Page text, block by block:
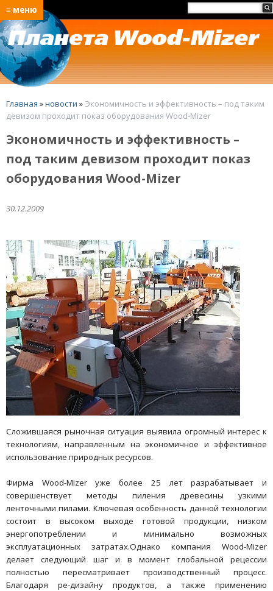
≡ меню
Главная »новости » Экономичность и эффективность – под таким
девизом проходит показ оборудования Wood-Mizer
Экономичность и эффективность –
под таким девизом проходит показ
оборудования Wood-Mizer
30.12.2009
Сложившаяся рыночная ситуация выявила огромный интерес к
технологиям, направленным на экономичное и эффективное
использование природных ресурсов.
Фирма Wood-Mizer уже более 25 лет разрабатывает и
совершенствует методы пиления древесины узкими
ленточными пилами. Ключевая особенность данной технологии
состоит в высоком выходе готовой продукции, низком
энергопотреблении и минимально возможных
эксплуатационных затратах.Однако компания Wood-Mizer
делает следующий шаг и в момент глобальной рецессии
полностью пересматривает производственный процесс.
Благодаря ре-дизайну продуктов, а также применению